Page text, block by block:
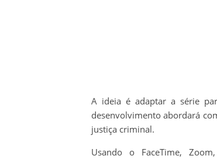
A ideia é adaptar a série
desenvolvimento abordará
justiça criminal.
Usando o FaceTime,